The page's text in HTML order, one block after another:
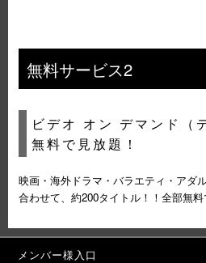
無料サービス2
ビデオ オン デマンド（
無料で見放題！
映画・海外ドラマ・バラエティ・アダ
合わせて、約200タイトル！！全部無
メンバー様入口